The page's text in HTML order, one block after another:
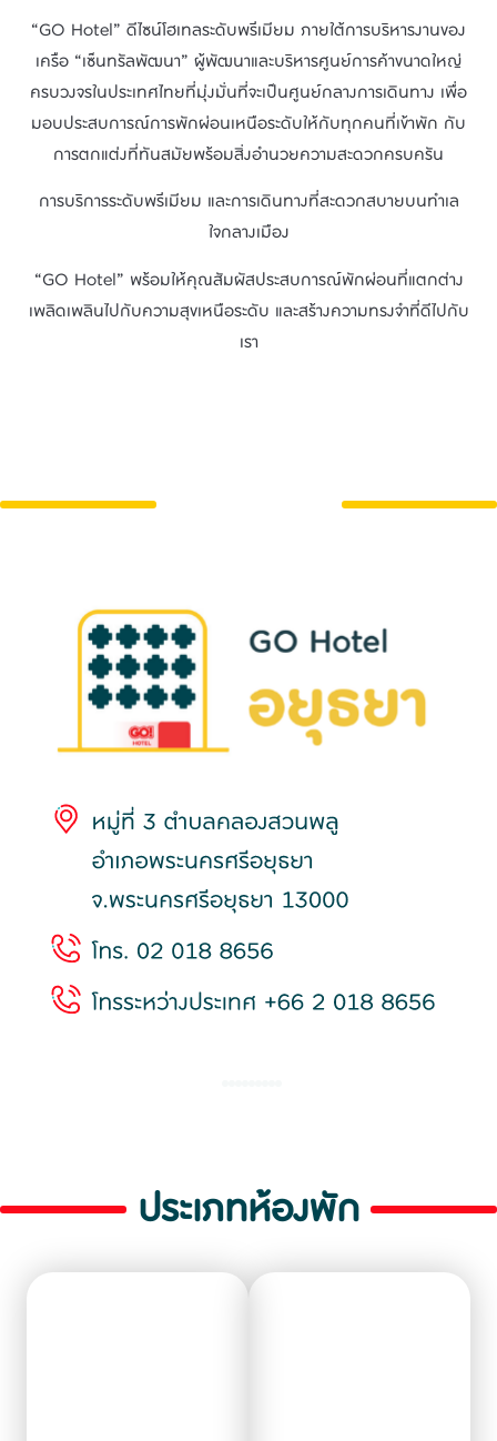
“GO Hotel” ดีไซน์โฮเทลระดับพรีเมียม ภายใต้การบริหารงานของ
เครือ “เซ็นทรัลพัฒนา” ผู้พัฒนาและบริหารศูนย์การค้าขนาดใหญ่
ครบวงจรในประเทศไทยที่มุ่งมั่นที่จะเป็นศูนย์กลางการเดินทาง เพื่อ
มอบประสบการณ์การพักผ่อนเหนือระดับให้กับทุกคนที่เข้าพัก กับ
การตกแต่งที่ทันสมัยพร้อมสิ่งอำนวยความสะดวกครบครัน
การบริการระดับพรีเมียม และการเดินทางที่สะดวกสบายบนทำเล
ใจกลางเมือง
“GO Hotel” พร้อมให้คุณสัมผัสประสบการณ์พักผ่อนที่แตกต่าง
เพลิดเพลินไปกับความสุขเหนือระดับ และสร้างความทรงจำที่ดีไปกับ
เรา
ประเภทห้องพัก